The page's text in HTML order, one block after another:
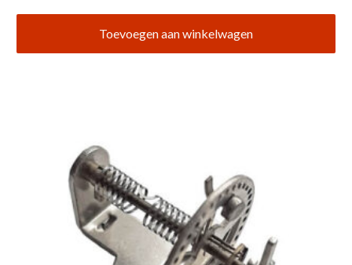
Toevoegen aan winkelwagen